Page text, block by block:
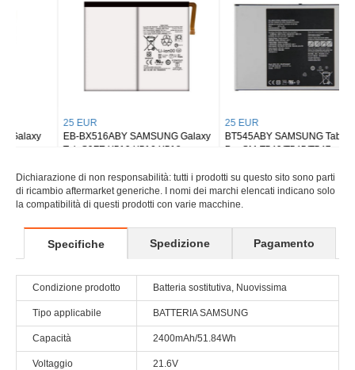
EB-BX516ABY SAMSUNG Galaxy
Tab S9FE X510 X516 X518
BT545ABY SAMSUNG Tab Active
Pro SM-T540/T545/T547
Dichiarazione di non responsabilità: tutti i prodotti su questo sito sono parti
di ricambio aftermarket generiche. I nomi dei marchi elencati indicano solo
la compatibilità di questi prodotti con varie macchine.
Specifiche Spedizione Pagamento
Condizione prodotto Batteria sostitutiva, Nuovissima
Tipo applicabile BATTERIA SAMSUNG
Capacità 2400mAh/51.84Wh
Voltaggio 21.6V